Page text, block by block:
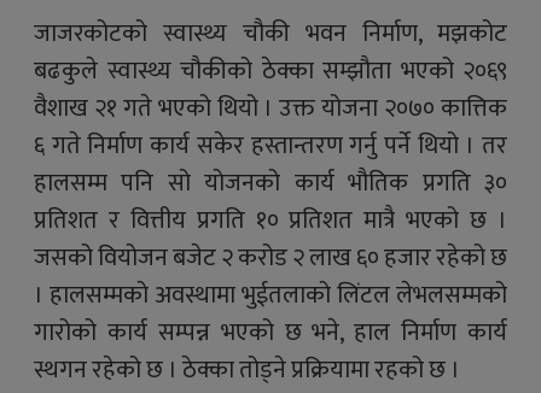
जाजरकोटको स्वास्थ्य चौकी भवन निर्माण, मझकोट
बढकुले स्वास्थ्य चौकीको ठेक्का सम्झौता भएको २०६९
वैशाख २१ गते भएको थियो । उक्त योजना २०७० कात्तिक
६ गते निर्माण कार्य सकेर हस्तान्तरण गर्नु पर्ने थियो । तर
हालसम्म पनि सो योजनको कार्य भौतिक प्रगति ३०
प्रतिशत र वित्तीय प्रगति १० प्रतिशत मात्रै भएको छ ।
जसको वियोजन बजेट २ करोड २ लाख ६० हजार रहेको छ
। हालसम्मको अवस्थामा भुईतलाको लिंटल लेभलसम्मको
गारोको कार्य सम्पन्न भएको छ भने, हाल निर्माण कार्य
स्थगन रहेको छ । ठेक्का तोड्ने प्रक्रियामा रहको छ ।